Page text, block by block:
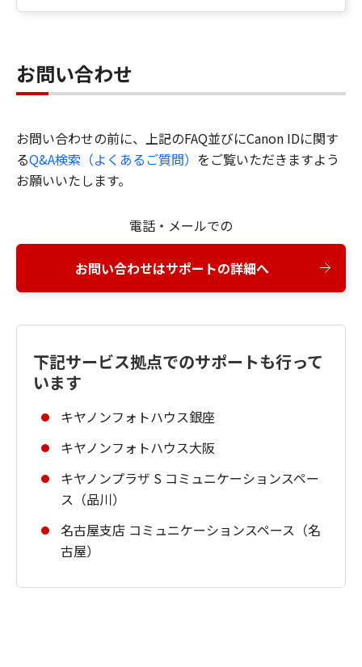
お問い合わせ
お問い合わせの前に、上記のFAQ並びにCanon IDに関す
るQ&A検索（よくあるご質問） をご覧いただきますよう
お願いいたします。
電話・メールでの
お問い合わせはサポートの詳細へ
下記サービス拠点でのサポートも行って
います
キヤノンフォトハウス銀座
キヤノンフォトハウス大阪
キヤノンプラザ S コミュニケーションスペー
ス（品川）
名古屋支店 コミュニケーションスペース（名
古屋）